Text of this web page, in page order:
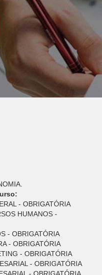
- OBRIGATÓRIA
HUMANOS -
- OBRIGATÓRIA
- OBRIGATÓRIA
- OBRIGATÓRIA
- OBRIGATÓRIA